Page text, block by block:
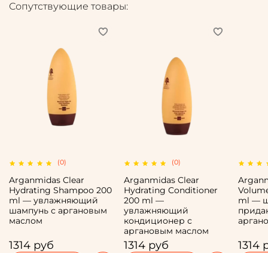
Сопутствующие товары:
(0)
Arganmidas Clear
Hydrating Shampoo 200
ml — увлажняющий
шампунь с аргановым
маслом
1314 руб
(0)
Arganmidas Clear
Hydrating Conditioner
200 ml —
увлажняющий
кондиционер с
аргановым маслом
1314 руб
ml —
1314